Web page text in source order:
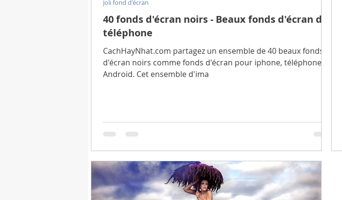
Télécharger de belles images Télécharger de belles polices
40 fonds d'écran noirs - Beaux fonds d'écran de
téléphone
CachHayNhat.com partagez un ensemble de 40 beaux fonds
d'écran noirs comme fonds d'écran pour iphone, téléphones
Android. Cet ensemble d'ima
Joli fond d'écran